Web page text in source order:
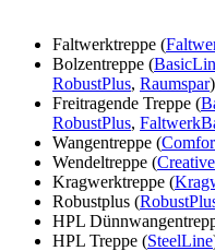
Faltwerktreppe (
Bolzentreppe (
RobustPlus, Raumspar)
Freitragende Treppe (
RobustPlus,
Wangentreppe (
Wendeltreppe (
Kragwerktreppe (
Robustplus (
HPL
HPL Treppe (SteelLine